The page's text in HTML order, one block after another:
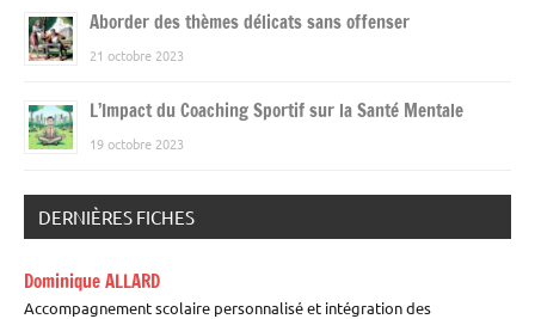
Aborder des thèmes délicats sans offenser
21 octobre 2023
L’Impact du Coaching Sportif sur la Santé Mentale
19 octobre 2023
DERNIÈRES FICHES
Dominique ALLARD
Accompagnement scolaire personnalisé et intégration des